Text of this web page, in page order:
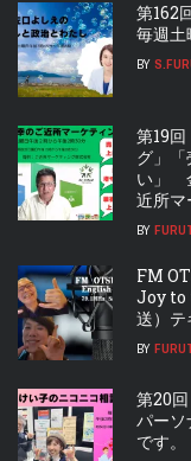
第162
毎週
BY
第19
グ」
い」
近所マ
BY
FM
Joy to
送）テ
BY
第20
パーソ
です。